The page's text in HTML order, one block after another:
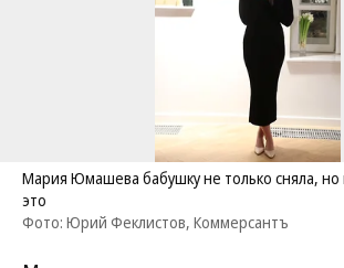
Мария Юмашева бабушку не только сняла, но
это
Фото: Юрий Феклистов, Коммерсантъ